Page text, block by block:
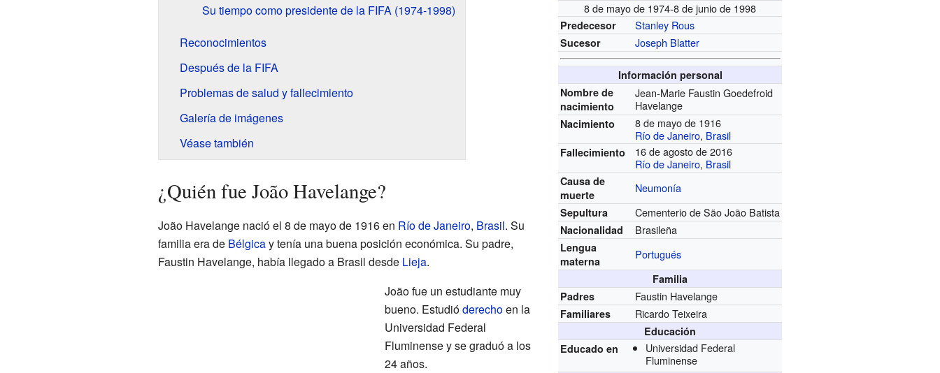
8 de mayo de 1974-8 de junio de 1998
Predecesor Stanley Rous
Sucesor Joseph Blatter
Información personal
Nombre de
nacimiento
Jean-Marie Faustin Goedefroid
Havelange
Nacimiento
8 de mayo de 1916
Río de Janeiro, Brasil
Fallecimiento
16 de agosto de 2016
Río de Janeiro, Brasil
Causa de
muerte
Neumonía
Sepultura Cementerio de São João Batista
Nacionalidad Brasileña
Lengua
materna
Portugués
Familia
Padres
Faustin Havelange
Familiares Ricardo Teixeira
Educación
Educado en
Universidad Federal
Fluminense
Su tiempo como presidente de la FIFA (1974-1998)
Reconocimientos
Después de la FIFA
Problemas de salud y fallecimiento
Galería de imágenes
Véase también
¿Quién fue João Havelange?
João Havelange nació el 8 de mayo de 1916 en Río de Janeiro, Brasil. Su
familia era de Bélgicay tenía una buena posición económica. Su padre,
Faustin Havelange, había llegado a Brasil desde Lieja.
João fue un estudiante muy
bueno. Estudióderechoen la
Universidad Federal
Fluminense y se graduó a los
24 años.